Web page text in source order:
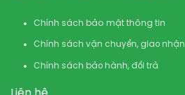
Chính sách bảo mật thông tin
Chính sách vận chuyển, giao nhận
Chính sách bảo hành, đổi trả